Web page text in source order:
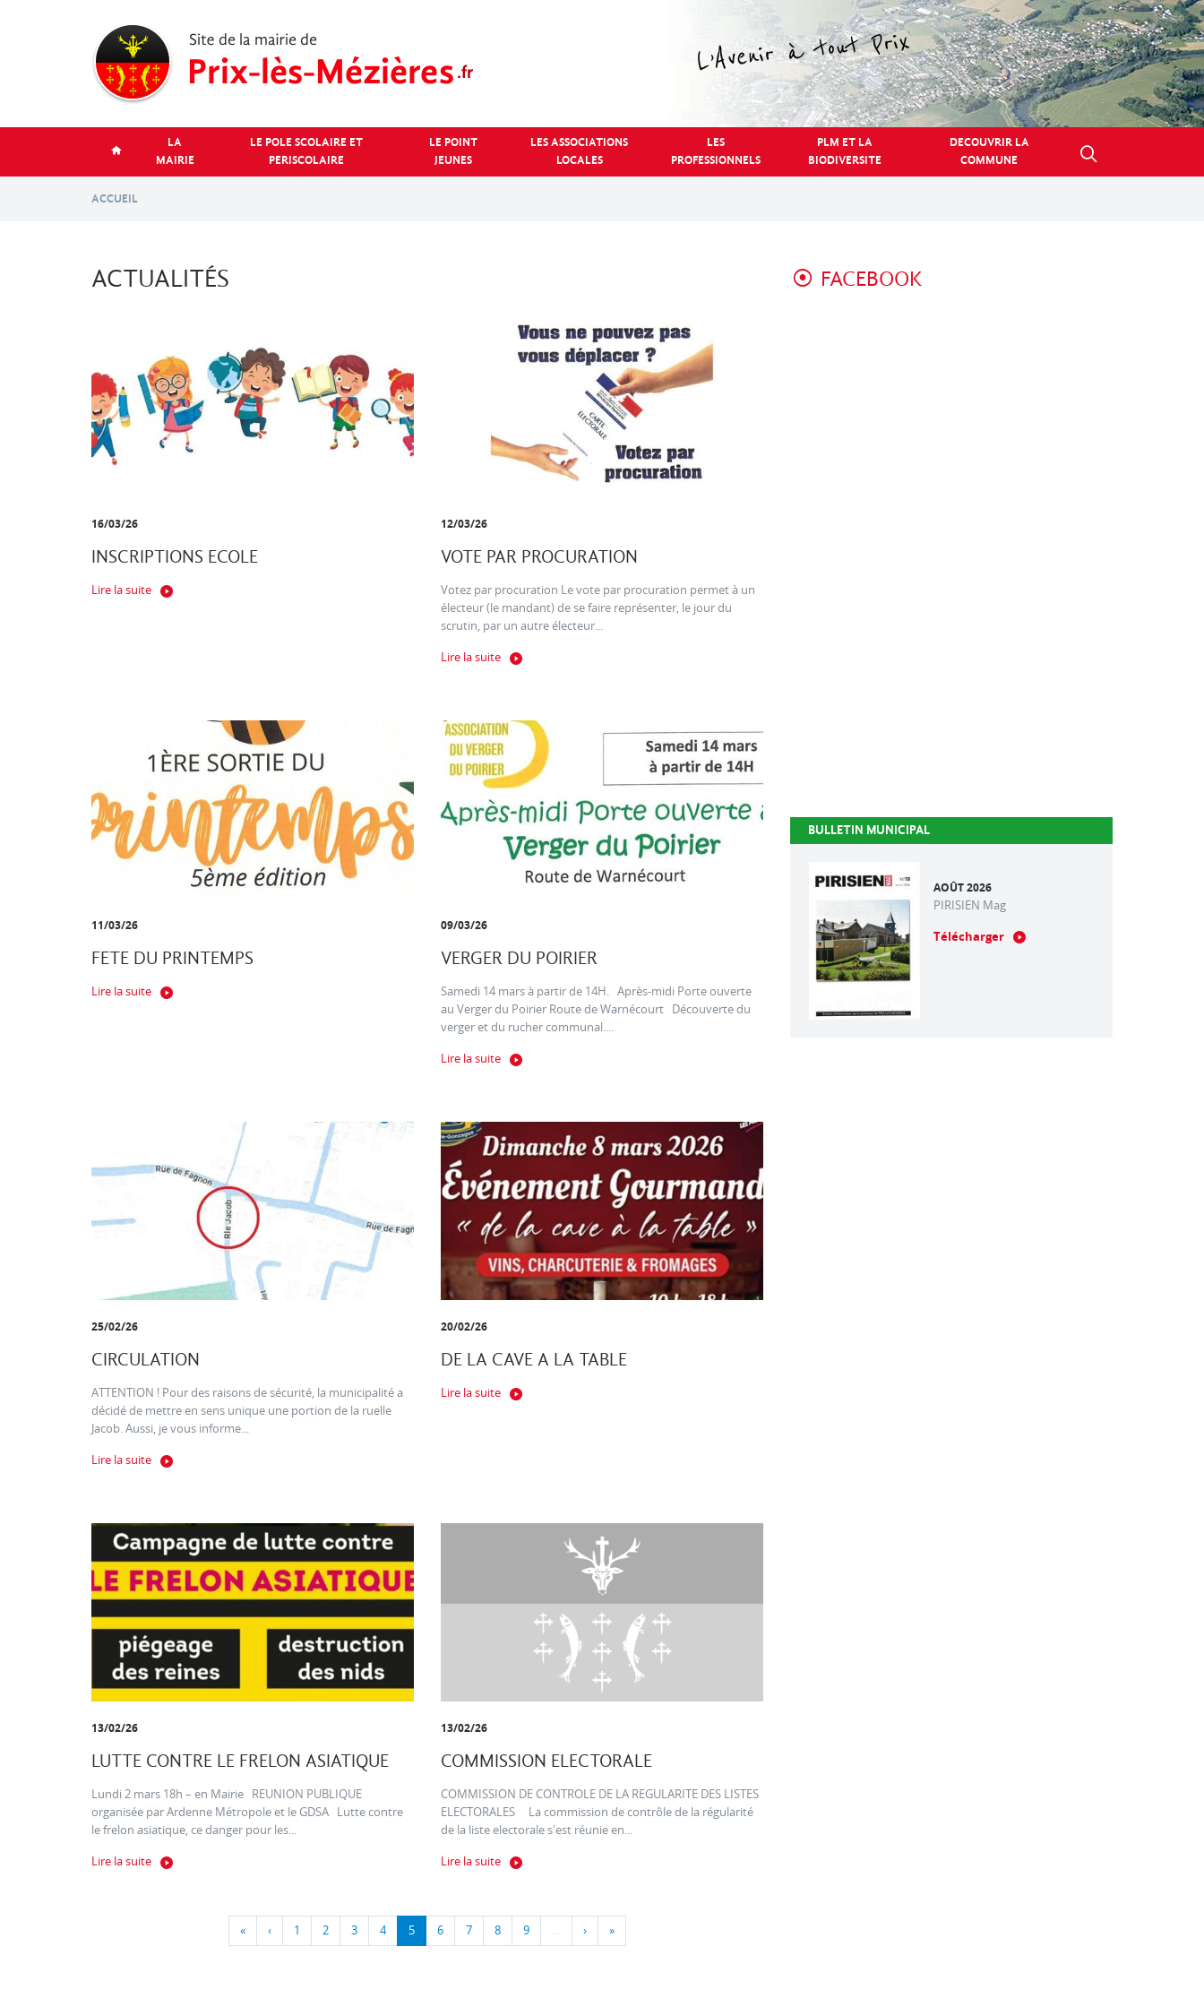
LA
MAIRIE
LE POLE SCOLAIRE ET
PERISCOLAIRE
LE POINT
JEUNES
LES ASSOCIATIONS
LOCALES
LES
PROFESSIONNELS
PLM ET LA
BIODIVERSITE
DECOUVRIR LA
COMMUNE
ACCUEIL
ACTUALITÉS
16/03/26
INSCRIPTIONS ECOLE
Lire la suite
12/03/26
VOTE PAR PROCURATION
Votez par procuration Le vote par procuration permet à un
électeur (le mandant) de se faire représenter, le jour du
scrutin, par un autre électeur...
Lire la suite
11/03/26
FETE DU PRINTEMPS
Lire la suite
09/03/26
VERGER DU POIRIER
Samedi 14 mars à partir de 14H. Après-midi Porte ouverte
au Verger du Poirier Route de Warnécourt Découverte du
verger et du rucher communal....
Lire la suite
25/02/26
CIRCULATION
ATTENTION ! Pour des raisons de sécurité, la municipalité a
décidé de mettre en sens unique une portion de la ruelle
Jacob. Aussi, je vous informe...
Lire la suite
20/02/26
DE LA CAVE A LA TABLE
Lire la suite
13/02/26
LUTTE CONTRE LE FRELON ASIATIQUE
Lundi 2 mars 18h – en Mairie REUNION PUBLIQUE
organisée par Ardenne Métropole et le GDSA Lutte contre
le frelon asiatique, ce danger pour les...
Lire la suite
13/02/26
COMMISSION ELECTORALE
COMMISSION DE CONTROLE DE LA REGULARITE DES LISTES
ELECTORALES La commission de contrôle de la régularité
de la liste electorale s'est réunie en...
Lire la suite
« ‹ 1 2 3 4 5 6 7 8 9 … › »
FACEBOOK
BULLETIN MUNICIPAL
AOÛT 2026
PIRISIEN Mag
Télécharger